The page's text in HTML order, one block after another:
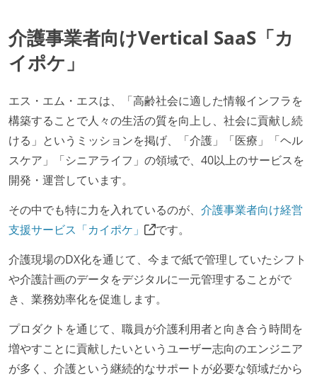
介護事業者向けVertical SaaS「カ
イポケ」
エス・エム・エスは、「高齢社会に適した情報インフラを
構築することで人々の生活の質を向上し、社会に貢献し続
ける」というミッションを掲げ、「介護」「医療」「ヘル
スケア」「シニアライフ」の領域で、40以上のサービスを
開発・運営しています。
その中でも特に力を入れているのが、 介護事業者向け経営
支援サービス「カイポケ」
です。
介護現場のDX化を通じて、今まで紙で管理していたシフト
や介護計画のデータをデジタルに一元管理することがで
き、業務効率化を促進します。
プロダクトを通じて、職員が介護利用者と向き合う時間を
増やすことに貢献したいというユーザー志向のエンジニア
が多く、介護という継続的なサポートが必要な領域だから